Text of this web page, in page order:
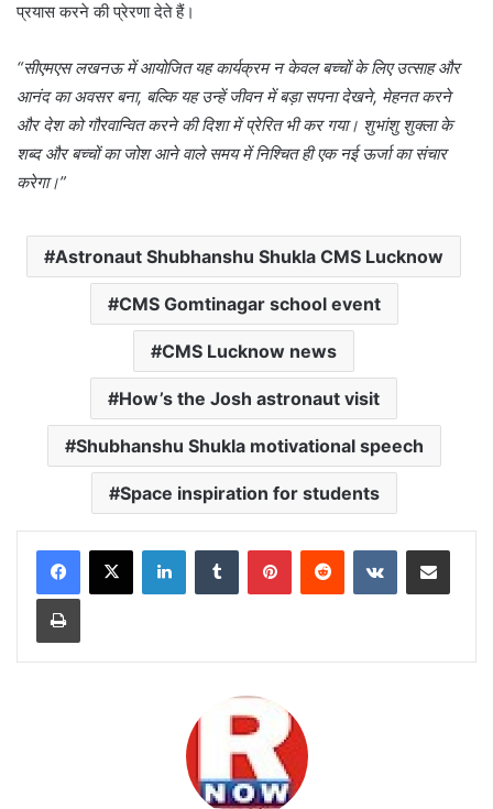
प्रयास करने की प्रेरणा देते हैं।
“सीएमएस लखनऊ में आयोजित यह कार्यक्रम न केवल बच्चों के लिए उत्साह और
आनंद का अवसर बना, बल्कि यह उन्हें जीवन में बड़ा सपना देखने, मेहनत करने
और देश को गौरवान्वित करने की दिशा में प्रेरित भी कर गया। शुभांशु शुक्ला के
शब्द और बच्चों का जोश आने वाले समय में निश्चित ही एक नई ऊर्जा का संचार
करेगा।”
Astronaut Shubhanshu Shukla CMS Lucknow
CMS Gomtinagar school event
CMS Lucknow news
How’s the Josh astronaut visit
Shubhanshu Shukla motivational speech
Space inspiration for students
LinkedInTumblr PinterestReddit VKontakteShare via Email
Print